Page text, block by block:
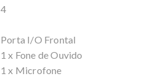
4
Porta I/O Frontal
1 x Fone de Ouvido
1 x Microfone